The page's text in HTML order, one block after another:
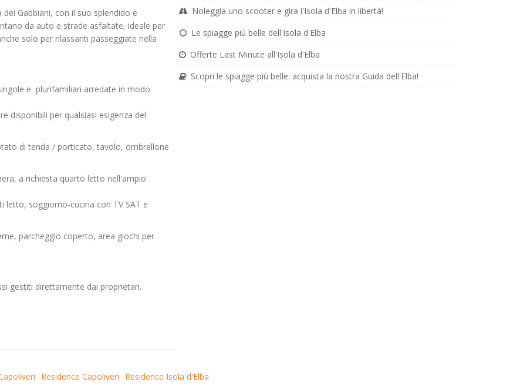
Gabbiani, con il suo splendido e
da auto e strade asfaltate, ideale per
solo per rilassanti passeggiate nella
e plurifamiliari arredate in modo
disponibili per qualsiasi esigenza del
di tenda / porticato, tavolo, ombrellone
a richiesta quarto letto nell'ampio
soggiorno-cucina con TV SAT e
parcheggio coperto, area giochi per
gestiti direttamente dai proprietari.
Noleggia uno scooter e gira l'Isola d'Elba in libertà!
Le spiagge più belle dell'Isola d'Elba
Offerte Last Minute all'Isola d'Elba
Scopri le spiagge più belle: acquista la nostra Guida dell'Elba!
Residence Capoliveri Residence Isola d'Elba